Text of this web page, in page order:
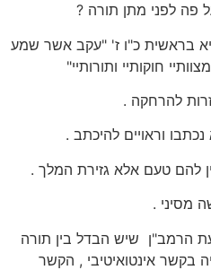
פה לפני מתן תורה ?
בראשית כ"ו ז' "עקב אשר שמע
חוקותיי ותורותיי"
להרחקה .
וראויים להיכתב .
טעם אלא גזירת המלך .
.
הרמב"ן שיש הבדל בין תורה
בקשר אינטואיטיבי , הקשר